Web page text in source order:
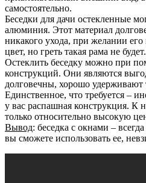
самостоятельно.
Беседки для дачи остекленные
алюминия. Этот материал
никакого ухода, при желании
цвет, но греть такая рама не будет.
Остеклить беседку можно при
конструкций. Они являются
долговечны, хорошо удерживают
Единственное, что требуется –
у вас распашная конструкция. К
только относительно высокую
Вывод: беседка с окнами –
вы сможете использовать ее,